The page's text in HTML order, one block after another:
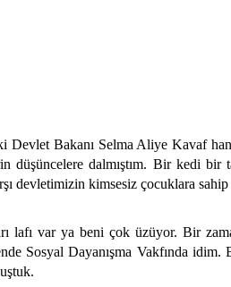
Bakanı Selma Aliye Kavaf
düşüncelere dalmıştım. Bir kedi
devletimizin kimsesiz çocuklara sahip
var ya beni çok üzüyor. Bir
Sosyal Dayanışma Vakfında